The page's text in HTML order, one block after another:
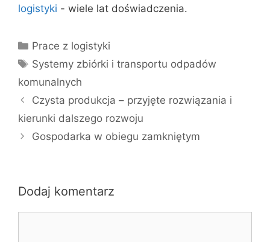
logistyki - wiele lat doświadczenia.
Kategorie
Prace z logistyki
Tagi
Systemy zbiórki i transportu odpadów
komunalnych
Czysta produkcja – przyjęte rozwiązania i
kierunki dalszego rozwoju
Gospodarka w obiegu zamkniętym
Dodaj komentarz